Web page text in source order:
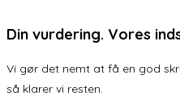
Din vurdering. Vores
Vi gør det nemt at få en god
så klarer vi resten.